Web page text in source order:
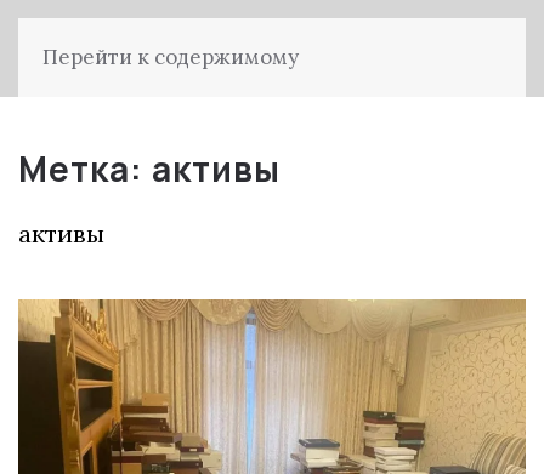
Перейти к содержимому
Метка: активы
активы